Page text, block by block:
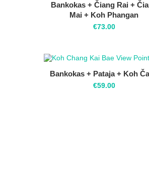
Bankokas + Čiang Rai +
Mai + Koh Phangan
€73.00
Bankokas + Pataja + Koh
€59.00